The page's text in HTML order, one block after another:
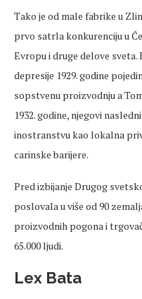
Tako je od male fabrike u
prvo satrla konkurenciju u
Evropu i druge delove sveta.
depresije 1929. godine
sopstvenu proizvodnju a
1932. godine, njegovi
inostranstvu kao lokalna
carinske barijere.
Pred izbijanje Drugog
poslovala u više od 90
proizvodnih pogona i
65.000 ljudi.
Lex Bata